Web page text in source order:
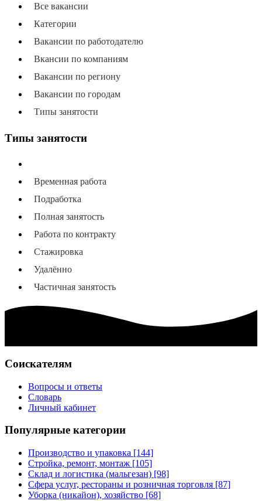
Все вакансии
Категории
Вакансии по работодателю
Вкансии по компаниям
Вакансии по региону
Вакансии по городам
Типы занятости
Типы занятости
Временная работа
Подработка
Полная занятость
Работа по контракту
Стажировка
Удалённо
Частичная занятость
Соискателям
Вопросы и ответы
Словарь
Личный кабинет
Популярные категории
Производство и упаковка [144]
Стройка, ремонт, монтаж [105]
Склад и логистика (мальгезан) [98]
Сфера услуг, рестораны и розничная торговля [87]
Уборка (никайон), хозяйство [68]